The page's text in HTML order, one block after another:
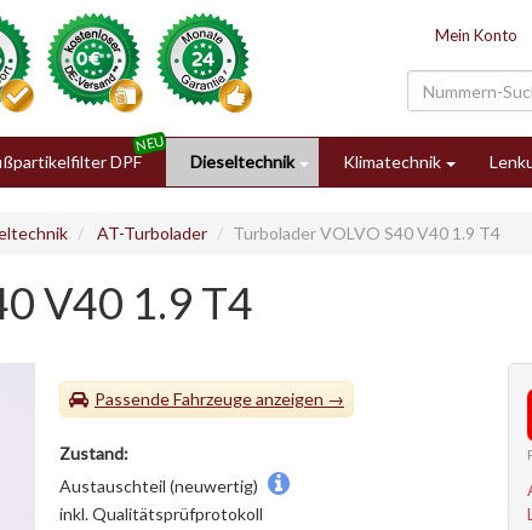
Mein Konto
DPF Dieseltechnik Klimatechnik
AT-Turbolader Turbolader VOLVO S40 V40 1.9 T4
V40 1.9 T4
Passende Fahrzeuge
Zustand:
Austauschteil (neuwertig)
inkl. Qualitätsprüfprotokoll